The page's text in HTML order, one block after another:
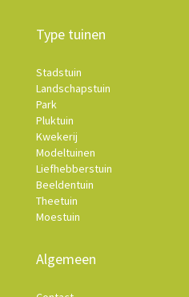
Type tuinen
Stadstuin
Landschapstuin
Park
Pluktuin
Kwekerij
Modeltuinen
Liefhebberstuin
Beeldentuin
Theetuin
Moestuin
Algemeen